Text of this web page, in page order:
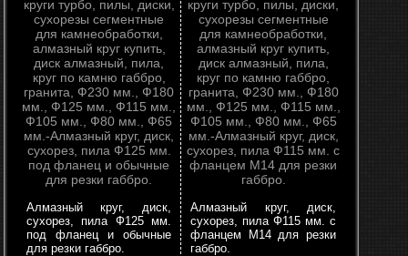
Алмазный круг, диск,
сухорез, пила Ф125 мм.
под фланец и обычные
для резки габбро.
Алмазный круг, диск,
сухорез, пила Ф115 мм. с
фланцем М14 для резки
габбро.